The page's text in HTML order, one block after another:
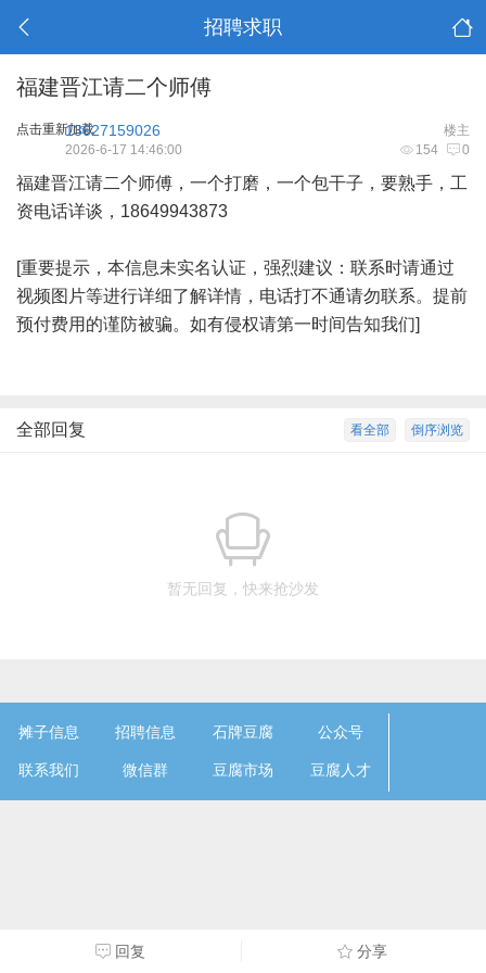
招聘求职
福建晋江请二个师傅
点击重新加载 楼主
13627159026
154 0
2026-6-17 14:46:00
福建晋江请二个师傅，一个打磨，一个包干子，要熟手，工
资电话详谈，18649943873
[重要提示，本信息未实名认证，强烈建议：联系时请通过
视频图片等进行详细了解详情，电话打不通请勿联系。提前
预付费用的谨防被骗。如有侵权请第一时间告知我们]
倒序浏览
看全部
全部回复
暂无回复，快来抢沙发
回复 分享
摊子信息 招聘信息 石牌豆腐 公众号
联系我们 微信群 豆腐市场 豆腐人才